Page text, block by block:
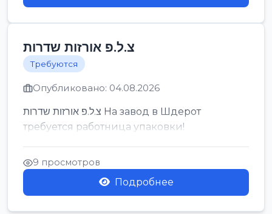
צ.ל.פ אורזות שדרות
Требуются
Опубликовано: 04.08.2026
צ.ל.פ אורזות שדרות На завод в Шдерот
требуется работница упаковки!
9 просмотров
Подробнее